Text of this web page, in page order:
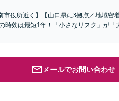
市役所近く】【山口県に3拠点／地域密
効は最短1年！「小さなリスク」が「
メールでお問い合わせ